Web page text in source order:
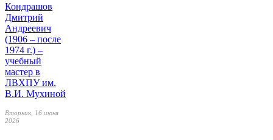
Кондрашов
Дмитрий
Андреевич
(1906 – после
1974 г.) –
учебный
мастер в
ЛВХПУ им.
В.И. Мухиной
Вторник, 16 июня
2026